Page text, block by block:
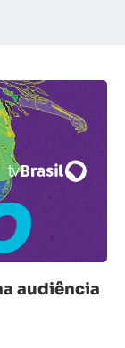
audiência